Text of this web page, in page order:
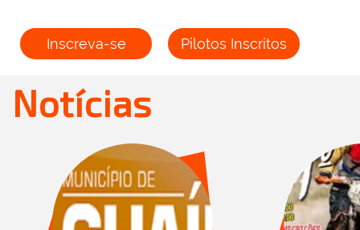
Inscreva-se Pilotos Inscritos
Notícias